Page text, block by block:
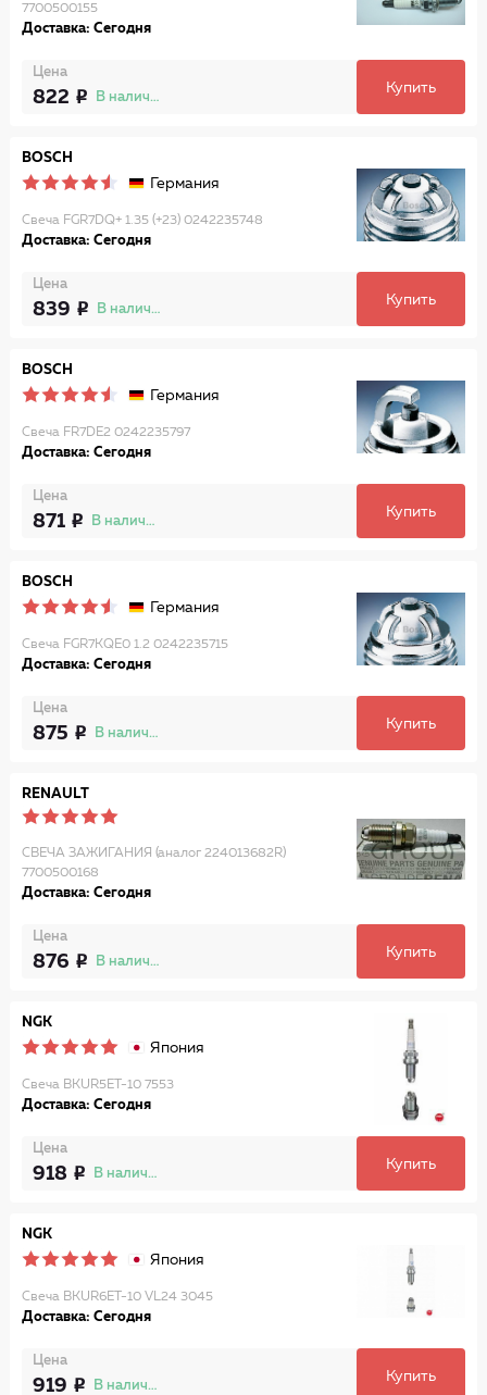
7700500155
Доставка: Сегодня
Цена
822 В наличии
Купить
BOSCH
Германия
Свеча FGR7DQ+ 1.35 (+23) 0242235748
Доставка: Сегодня
Цена
839 В наличии
Купить
BOSCH
Германия
Свеча FR7DE2 0242235797
Доставка: Сегодня
Цена
871 В наличии
Купить
BOSCH
Германия
Свеча FGR7KQE0 1.2 0242235715
Доставка: Сегодня
Цена
875 В наличии
Купить
RENAULT
СВЕЧА ЗАЖИГАНИЯ (аналог 224013682R)
7700500168
Доставка: Сегодня
Цена
876 В наличии
Купить
NGK
Япония
Свеча BKUR5ET-10 7553
Доставка: Сегодня
Цена
918 В наличии
Купить
NGK
Япония
Свеча BKUR6ET-10 VL24 3045
Доставка: Сегодня
Цена
919 В наличии
Купить